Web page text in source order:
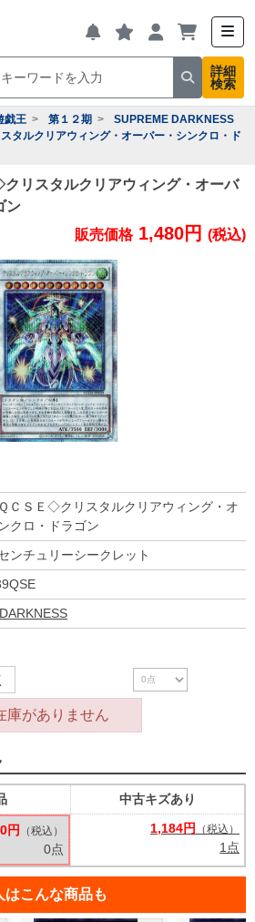
詳細
検索
戯王 第１２期
SUPREME DARKNESS
タルクリアウィング・オーバー・シンクロ・ド
クリスタルクリアウィング・オーバ
ン
販売価格 1,480円 (税込)
ＱＣＳＥ◇クリスタルクリアウィング・オ
クロ・ドラゴン
ンチュリーシークレット
庫がありません
円 （税込）
0点
中古キズあり
1,184円
（税込）
1点
はこんな商品も